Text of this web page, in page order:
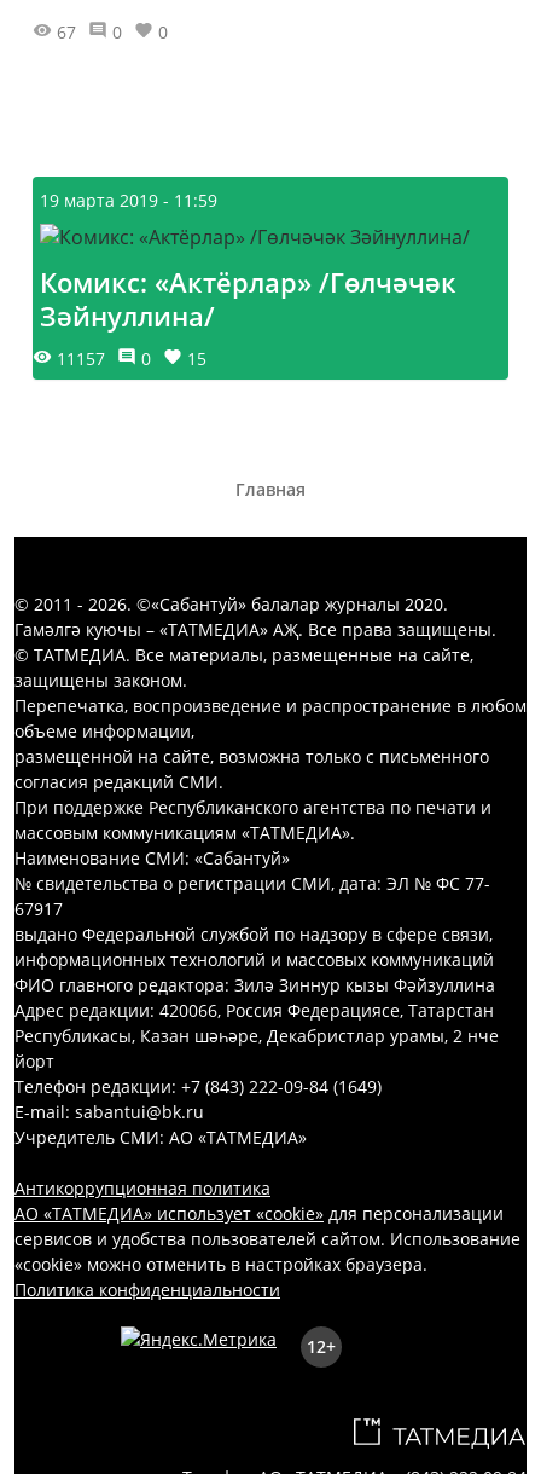
67 0 0
19 марта 2019 - 11:59
Комикс: «Актёрлар» /Гөлчәчәк
Зәйнуллина/
11157 0 15
Главная
© 2011 - 2026. ©«Сабантуй» балалар журналы 2020.
Гамәлгә куючы – «ТАТМЕДИА» АҖ. Все права защищены.
© ТАТМЕДИА. Все материалы, размещенные на сайте,
защищены законом.
Перепечатка, воспроизведение и распространение в любом
объеме информации,
размещенной на сайте, возможна только с письменного
согласия редакций СМИ.
При поддержке Республиканского агентства по печати и
массовым коммуникациям «ТАТМЕДИА».
Наименование СМИ: «Сабантуй»
№ свидетельства о регистрации СМИ, дата: ЭЛ № ФС 77-
67917
выдано Федеральной службой по надзору в сфере связи,
информационных технологий и массовых коммуникаций
ФИО главного редактора: Зилә Зиннур кызы Фәйзуллина
Адрес редакции: 420066, Россия Федерациясе, Татарстан
Республикасы, Казан шәһәре, Декабристлар урамы, 2 нче
йорт
Телефон редакции: +7 (843) 222-09-84 (1649)
E-mail: sabantui@bk.ru
Учредитель СМИ: АО «ТАТМЕДИА»
Антикоррупционная политика
АО «ТАТМЕДИА» использует «cookie» для персонализации
сервисов и удобства пользователей сайтом. Использование
«cookie» можно отменить в настройках браузера.
Политика конфиденциальности
12+